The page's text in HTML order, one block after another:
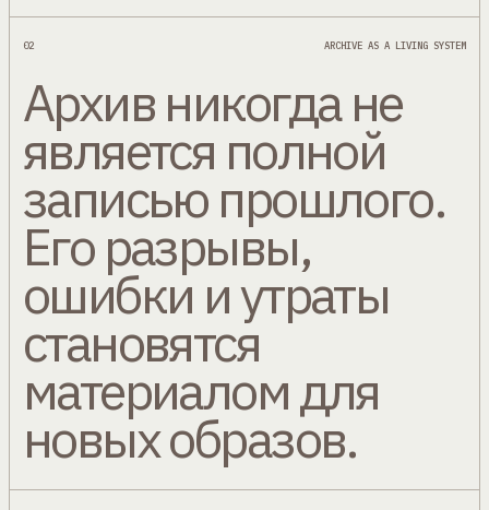
02 ARCHIVE AS A LIVING SYSTEM
Архив никогда не
является полной
записью прошлого.
Его разрывы,
ошибки и утраты
становятся
материалом для
новых образов.